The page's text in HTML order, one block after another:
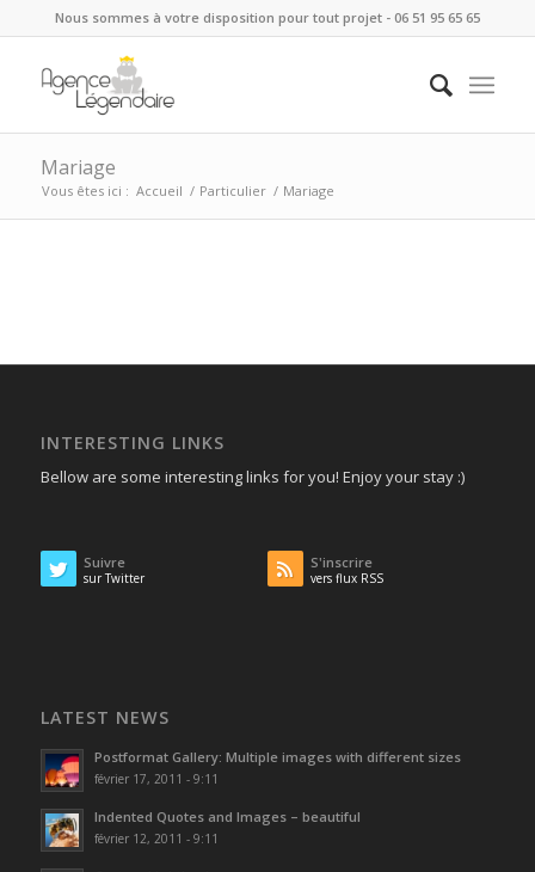
Nous sommes à votre disposition pour tout projet - 06 51 95 65 65
Mariage
Vous êtes ici : Accueil / Particulier / Mariage
INTERESTING LINKS
Bellow are some interesting links for you! Enjoy your stay :)
Suivre
sur Twitter
S'inscrire
vers flux RSS
LATEST NEWS
Postformat Gallery: Multiple images with different sizes
février 17, 2011 - 9:11
Indented Quotes and Images – beautiful
février 12, 2011 - 9:11